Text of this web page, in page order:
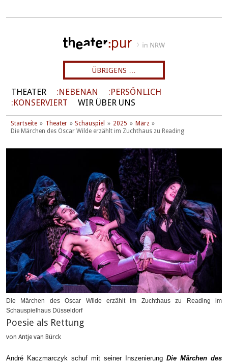
ÜBRIGENS …
THEATER NEBENAN
PERSÖNLICH
KONSERVIERT
WIR ÜBER UNS
Startseite Theater Schauspiel 2025
März
Die Märchen des Oscar Wilde erzählt im Zuchthaus zu Reading
Die Märchen des Oscar Wilde erzählt im Zuchthaus zu Reading im
Schauspielhaus Düsseldorf
Poesie als Rettung
von Antje van Bürck
André Kaczmarczyk schuf mit seiner Inszenierung Die Märchen des